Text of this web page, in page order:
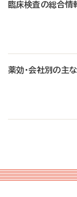
臨床検査の総合情
薬効・会社別の主